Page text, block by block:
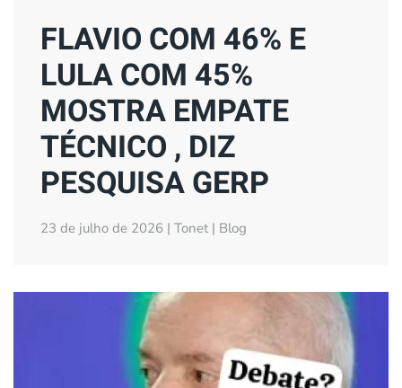
FLAVIO COM 46% E
LULA COM 45%
MOSTRA EMPATE
TÉCNICO , DIZ
PESQUISA GERP
23 de julho de 2026 | Tonet | Blog